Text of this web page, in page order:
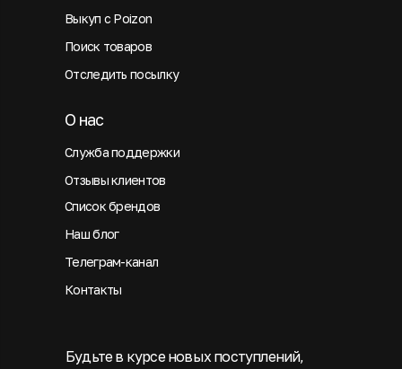
Будьте в курсе новых поступлений,
Выкуп с Poizon
Поиск товаров
Отследить посылку
Служба поддержки
О нас
Отзывы клиентов
Список брендов
Наш блог
Телеграм-канал
Контакты